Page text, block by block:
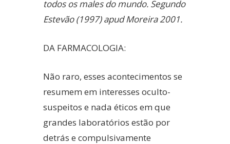
todos os males do mundo. Segundo
Estevão (1997) apud Moreira 2001.
DA FARMACOLOGIA:
Não raro, esses acontecimentos se
resumem em interesses oculto-
suspeitos e nada éticos em que
grandes laboratórios estão por
detrás e compulsivamente